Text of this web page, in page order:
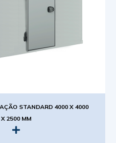
STANDARD 4000 X 4000
X 2500 MM